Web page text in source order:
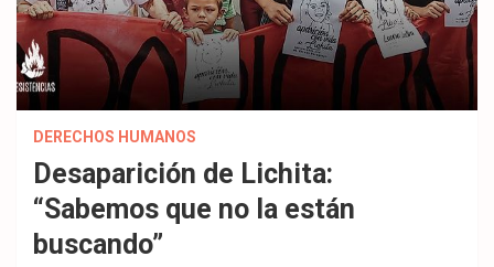
DERECHOS HUMANOS
Desaparición de Lichita:
“Sabemos que no la están
buscando”